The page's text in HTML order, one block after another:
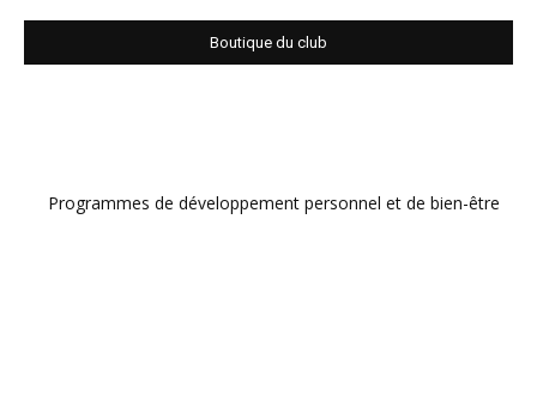
Boutique du club
Programmes de développement personnel et de bien-être